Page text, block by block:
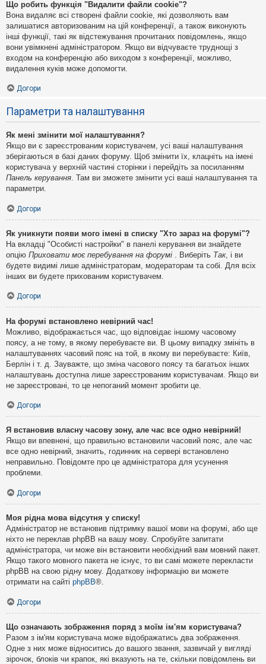
Що робить функція "Видалити файли cookie"?
Вона видаляє всі створені файли cookie, які дозволяють вам
залишатися авторизованим на цій конференції, а також виконують
інші функції, такі як відстежування прочитаних повідомлень, якщо
вони увімкнені адміністратором. Якщо ви відчуваєте труднощі з
входом на конференцію або виходом з конференції, можливо,
видалення куків може допомогти.
Догори
Параметри та налаштування
Як мені змінити мої налаштування?
Якщо ви є зареєстрованим користувачем, усі ваші налаштування
зберігаються в базі даних форуму. Щоб змінити їх, клацніть на імені
користувача у верхній частині сторінки і перейдіть за посиланням
Панель керування . Там ви зможете змінити усі ваші налаштування та
параметри.
Догори
Як уникнути появи мого імені в списку "Хто зараз на форумі"?
На вкладці "Особисті настройки" в панелі керування ви знайдете
опцію Приховати моє перебування на форумі . Виберіть Так, і ви
будете видимі лише адміністраторам, модераторам та собі. Для всіх
інших ви будете прихованим користувачем.
Догори
На форумі встановлено невірний час!
Можливо, відображається час, що відповідає іншому часовому
поясу, а не тому, в якому перебуваєте ви. В цьому випадку змініть в
налаштуваннях часовий пояс на той, в якому ви перебуваєте: Київ,
Берлін і т. д. Зауважте, що зміна часового поясу та багатьох інших
налаштувань доступна лише зареєстрованим користувачам. Якщо ви
не зареєстровані, то це непоганий момент зробити це.
Догори
Я встановив власну часову зону, але час все одно невірний!
Якщо ви впевнені, що правильно встановили часовий пояс, але час
все одно невірний, значить, годинник на сервері встановлено
неправильно. Повідомте про це адміністратора для усунення
проблеми.
Догори
Моя рідна мова відсутня у списку!
Адміністратор не встановив підтримку вашої мови на форумі, або ще
ніхто не переклав phpBB на вашу мову. Спробуйте запитати
адміністратора, чи може він встановити необхідний вам мовний пакет.
Якщо такого мовного пакета не існує, то ви самі можете перекласти
phpBB на свою рідну мову. Додаткову інформацію ви можете
отримати на сайті phpBB®.
Догори
Що означають зображення поряд з моїм ім'ям користувача?
Разом з ім'ям користувача може відображатись два зображення.
Одне з них може відноситись до вашого звання, зазвичай у вигляді
зірочок, блоків чи крапок, які вказують на те, скільки повідомлень ви